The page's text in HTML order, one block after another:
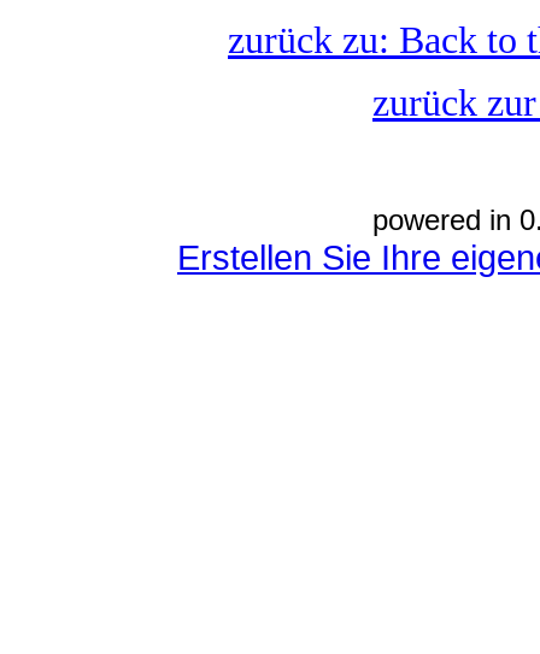
zurück zu: Back to
zurück
powered in
Erstellen Sie Ihre